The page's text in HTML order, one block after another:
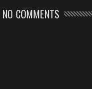
NO COMMENTS